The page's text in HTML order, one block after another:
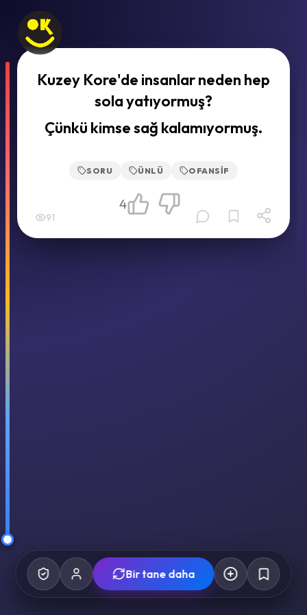
Kuzey Kore'de insanlar neden hep
sola yatıyormuş?
Çünkü kimse sağ kalamıyormuş.
SORU ÜNLÜ OFANSIF
91
4
Bir tane daha